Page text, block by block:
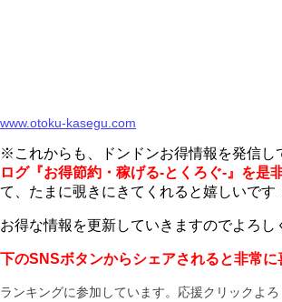
www.otoku-kasegu.com
※これからも、ドンドンお得情報を発信し
ログ『お得節約・稼げる-とくろぐ-』を是
て、たまに覗きにきてくれると嬉しいです
お得な情報を更新していきますのでよろし
下のSNSボタンからシェアされると非常に
ランキングに参加しています。応援クリックよろ